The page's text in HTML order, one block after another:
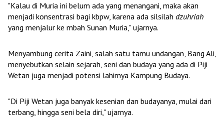
"Kalau di Muria ini belum ada yang menangani, maka akan
menjadi konsentrasi bagi kbpw, karena ada silsilah dzuhriah
yang menjalur ke mbah Sunan Muria," ujarnya.
Menyambung cerita Zaini, salah satu tamu undangan, Bang Ali,
menyebutkan selain sejarah, seni dan budaya yang ada di Piji
Wetan juga menjadi potensi lahirnya Kampung Budaya.
"Di Piji Wetan juga banyak kesenian dan budayanya, mulai dari
terbang, hingga seni bela diri," ujarnya.